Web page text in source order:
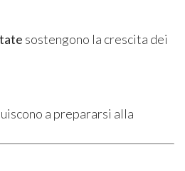
sostengono la crescita dei
a prepararsi alla